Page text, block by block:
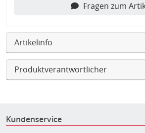
Fragen zum
Artikelinfo
Produktverantwortlicher
Kundenservice